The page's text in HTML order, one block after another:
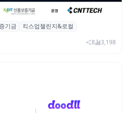
‘킥스업 챌린지&로컬’ 참
기금
킥스업챌린지&로컬
8 3,198